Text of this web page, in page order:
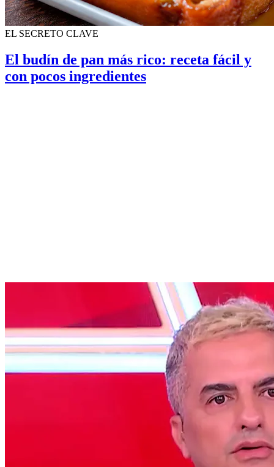
EL SECRETO CLAVE
El budín de pan más rico: receta fácil y
con pocos ingredientes